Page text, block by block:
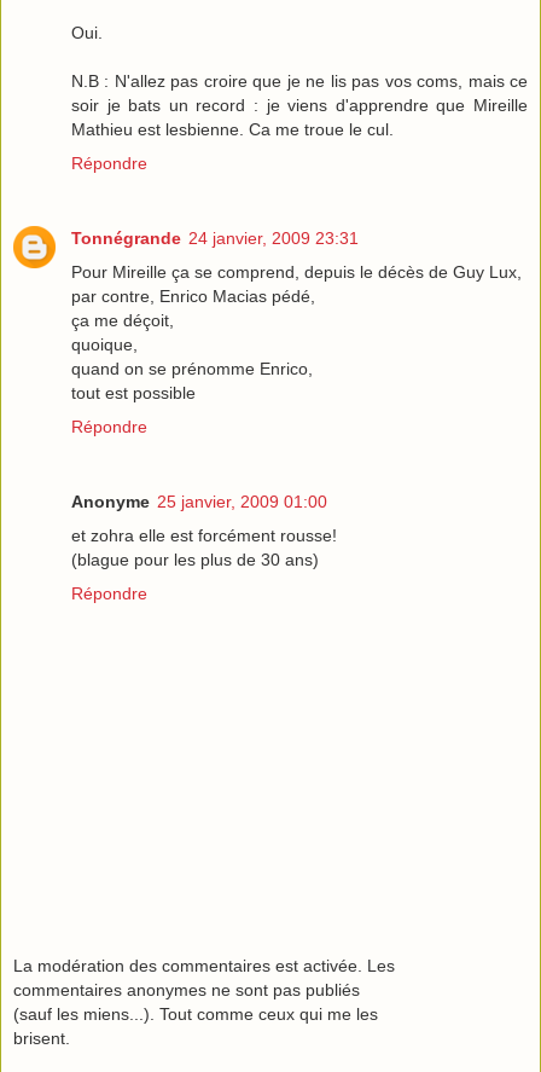
Oui.
N.B : N'allez pas croire que je ne lis pas vos coms, mais ce
soir je bats un record : je viens d'apprendre que Mireille
Mathieu est lesbienne. Ca me troue le cul.
Répondre
Tonnégrande 24 janvier, 2009 23:31
Pour Mireille ça se comprend, depuis le décès de Guy Lux,
par contre, Enrico Macias pédé,
ça me déçoit,
quoique,
quand on se prénomme Enrico,
tout est possible
Répondre
Anonyme 25 janvier, 2009 01:00
et zohra elle est forcément rousse!
(blague pour les plus de 30 ans)
Répondre
La modération des commentaires est activée. Les
commentaires anonymes ne sont pas publiés
(sauf les miens...). Tout comme ceux qui me les
brisent.